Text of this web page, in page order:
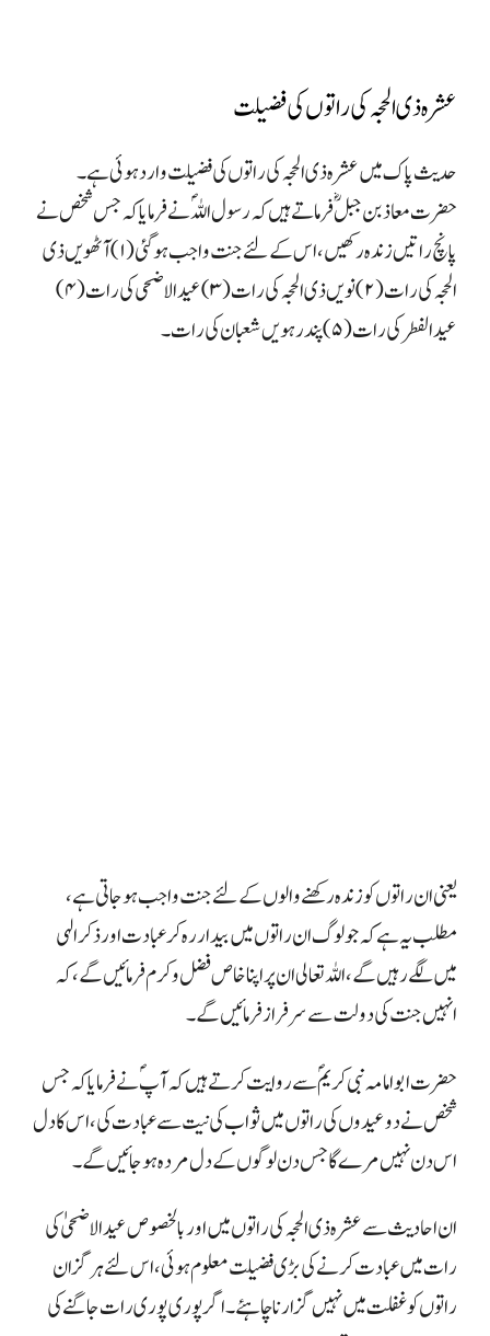
عشرہ ذی الحجہ کی راتوں کی فضیلت
حدیث پاک میں عشرہ ذی الحجہ کی راتوں کی فضیلت وارد ہوئی ہے۔
حضرت معاذ بن جبلؓ فرماتے ہیں کہ رسول اللہؐ نے فرمایا کہ جس شخص نے
پانچ راتیں زندہ رکھیں، اس کے لئے جنت واجب ہو گئی (۱) آٹھویں ذی
الحجہ کی رات (۲) نویں ذی الحجہ کی رات (۳) عید الاضحی کی رات (۴)
عید الفطر کی رات(۵) پندرہویں شعبان کی رات ۔
یعنی ان راتوں کو زندہ رکھنے والوں کے لئے جنت واجب ہو جاتی ہے،
مطلب یہ ہے کہ جولوگ ان راتوں میں بیدار رہ کر عبادت اور ذکر الہی
میں لگے رہیں گے، اللہ تعالی ان پر اپنا خاص فضل و کرم فرمائیں گے، کہ
انہیں جنت کی دولت سے سرفراز فرمائیں گے۔
حضرت ابو امامہ نبی کریمؐ سے روایت کرتے ہیں کہ آپؐ نے فرمایا کہ جس
شخص نے دو عیدوں کی راتوں میں ثواب کی نیت سے عبادت کی ، اس کا دل
اس دن نہیں مرے گا جس دن لوگوں کے دل مردہ ہو جائیں گے۔
ان احادیث سے عشرہ ذی الحجہ کی راتوں میں اور بالخصوص عید الاضحیٰ کی
رات میں عبادت کرنے کی بڑی فضیلت معلوم ہوئی ، اس لئے ہرگز ان
راتوں کو غفلت میں نہیں گزارنا چاہئے ۔ اگر پوری پوری رات جاگنے کی